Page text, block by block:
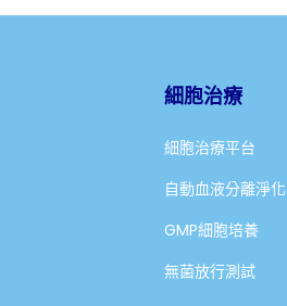
細胞治療
細胞治療平台
自動血液分離淨化
GMP細胞培養
無菌放行測試